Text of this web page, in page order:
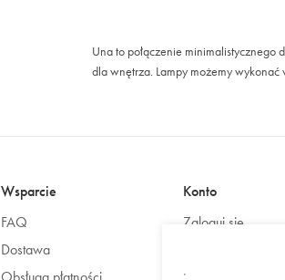
Una to połączenie minimalistycznego
dla wnętrza. Lampy możemy
Wsparcie
FAQ
Dostawa
Konto
Zaloguj się